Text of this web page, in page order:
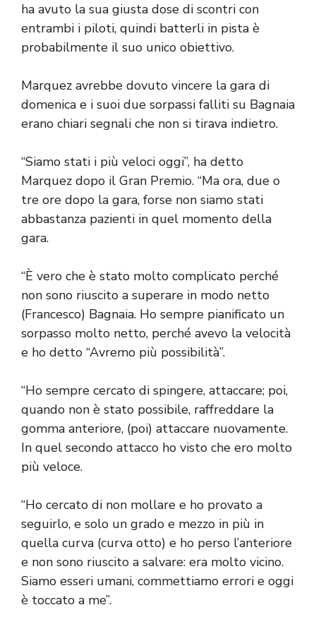
ha avuto la sua giusta dose di scontri con
entrambi i piloti, quindi batterli in pista è
probabilmente il suo unico obiettivo.
Marquez avrebbe dovuto vincere la gara di
domenica e i suoi due sorpassi falliti su Bagnaia
erano chiari segnali che non si tirava indietro.
“Siamo stati i più veloci oggi”, ha detto
Marquez dopo il Gran Premio. “Ma ora, due o
tre ore dopo la gara, forse non siamo stati
abbastanza pazienti in quel momento della
gara.
“È vero che è stato molto complicato perché
non sono riuscito a superare in modo netto
(Francesco) Bagnaia. Ho sempre pianificato un
sorpasso molto netto, perché avevo la velocità
e ho detto “Avremo più possibilità”.
“Ho sempre cercato di spingere, attaccare; poi,
quando non è stato possibile, raffreddare la
gomma anteriore, (poi) attaccare nuovamente.
In quel secondo attacco ho visto che ero molto
più veloce.
“Ho cercato di non mollare e ho provato a
seguirlo, e solo un grado e mezzo in più in
quella curva (curva otto) e ho perso l’anteriore
e non sono riuscito a salvare: era molto vicino.
Siamo esseri umani, commettiamo errori e oggi
è toccato a me”.